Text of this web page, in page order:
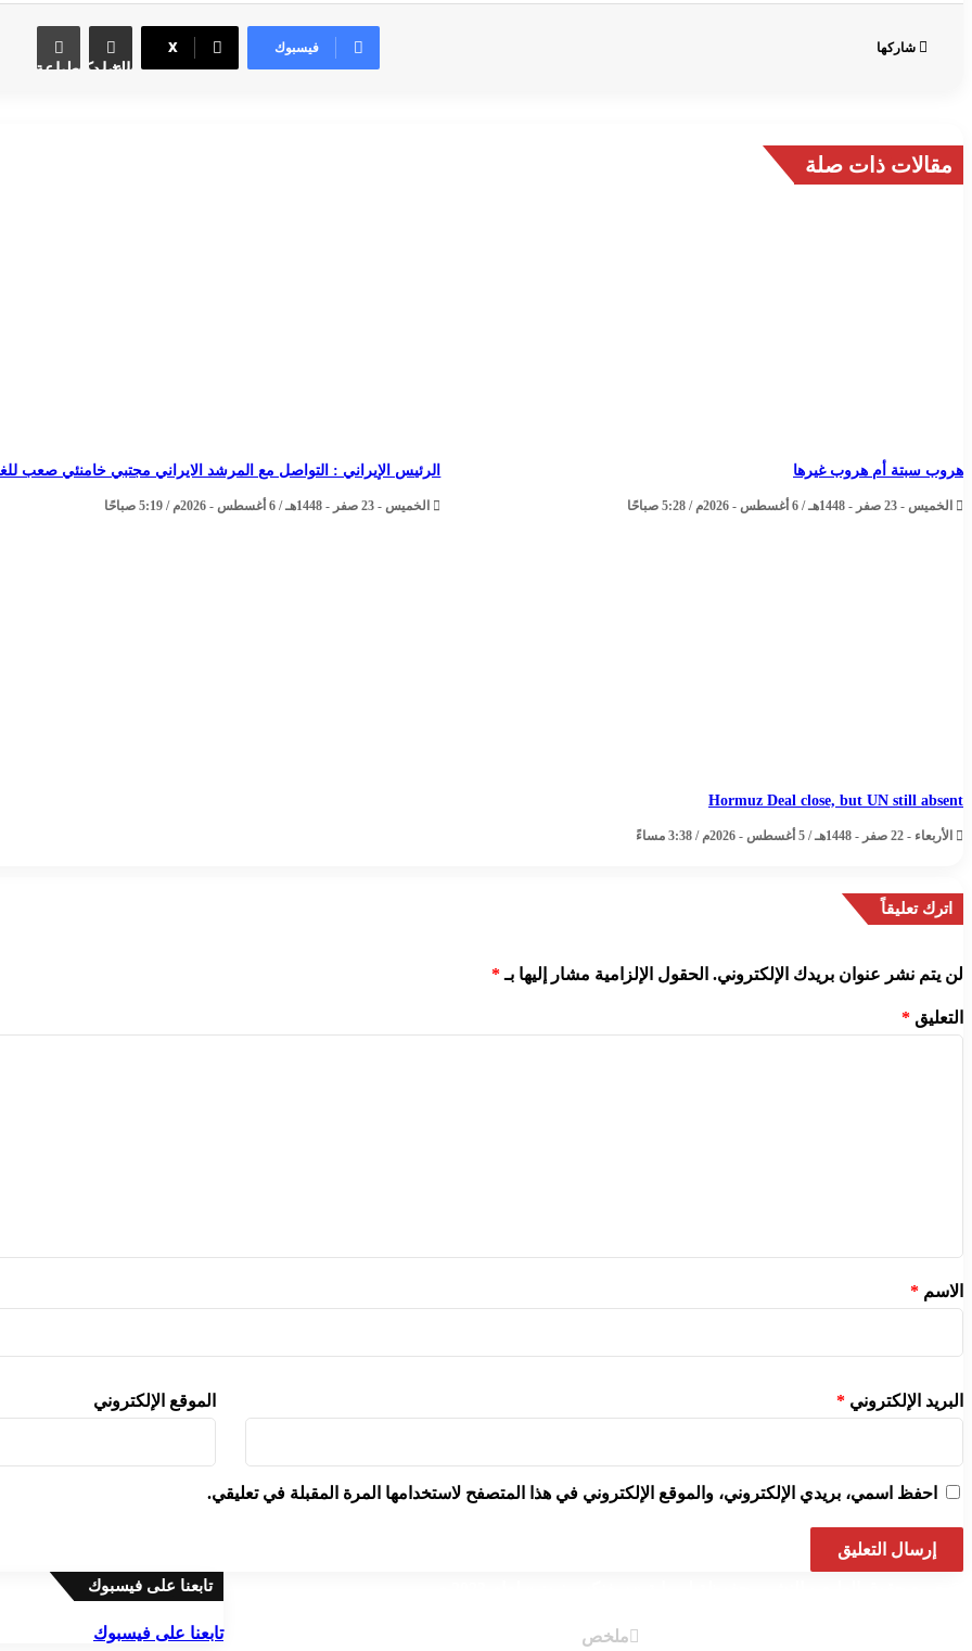
شاركها فيسبوك
X
مشاركة عبر البريد
طباعة
مقالات ذات صلة
هروب سبتة أم هروب غيرها
الخميس - 23 صفر - 1448هـ / 6 أغسطس - 2026م / 5:28 صباحًا
الرئيس الإيراني : التواصل مع المرشد الايراني مجتبي خامنئي صعب
الخميس - 23 صفر - 1448هـ / 6 أغسطس - 2026م / 5:19 صباحًا
Hormuz Deal close, but UN still absent
الأربعاء - 22 صفر - 1448هـ / 5 أغسطس - 2026م / 3:38 مساءً
اترك تعليقاً
لن يتم نشر عنوان بريدك الإلكتروني. الحقول الإلزامية مشار إليها بـ*
التعليق *
الاسم *
البريد الإلكتروني * الموقع الإلكتروني
احفظ اسمي، بريدي الإلكتروني، والموقع الإلكتروني في هذا المتصفح لاستخدامها المرة المقبلة في تعليقي.
تابعنا على فيسبوك
تابعنا على فيسبوك
ملخص